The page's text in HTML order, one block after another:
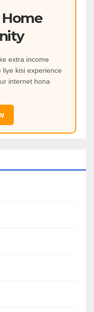
extra income
kisi experience
internet hona